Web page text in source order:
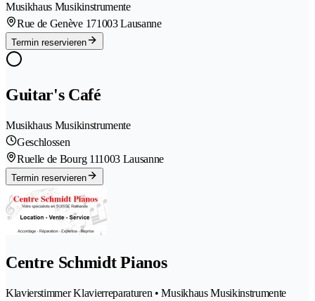
Musikhaus Musikinstrumente
Rue de Genève 171003 Lausanne
Termin reservieren
Guitar's Café
Musikhaus Musikinstrumente
Geschlossen
Ruelle de Bourg 111003 Lausanne
Termin reservieren
Centre Schmidt Pianos
Klavierstimmer Klavierreparaturen • Musikhaus Musikinstrumente